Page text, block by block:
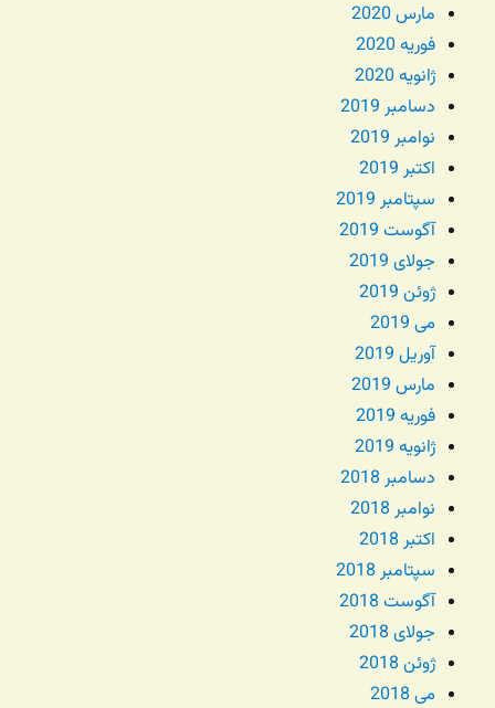
مارس 2020
فوریه 2020
ژانویه 2020
دسامبر 2019
نوامبر 2019
اکتبر 2019
سپتامبر 2019
آگوست 2019
جولای 2019
ژوئن 2019
می 2019
آوریل 2019
مارس 2019
فوریه 2019
ژانویه 2019
دسامبر 2018
نوامبر 2018
اکتبر 2018
سپتامبر 2018
آگوست 2018
جولای 2018
ژوئن 2018
می 2018